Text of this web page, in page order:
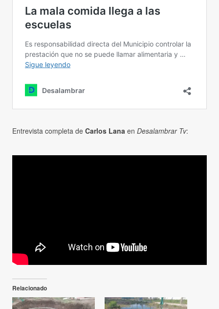
Entrevista completa de Carlos Lana en Desalambrar Tv:
Relacionado